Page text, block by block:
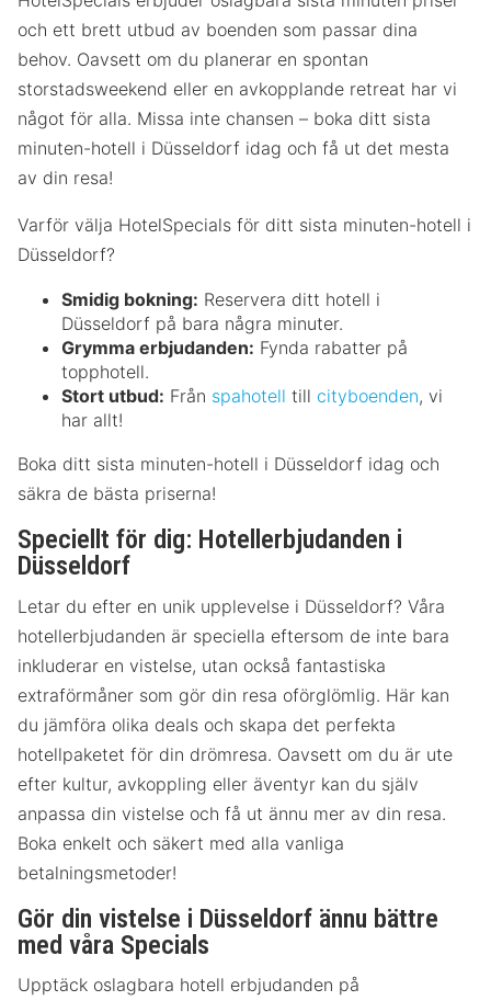
och ett brett utbud av boenden som passar dina
behov. Oavsett om du planerar en spontan
storstadsweekend eller en avkopplande retreat har vi
något för alla. Missa inte chansen – boka ditt sista
minuten-hotell i Düsseldorf idag och få ut det mesta
av din resa!
Varför välja HotelSpecials för ditt sista minuten-hotell i
Düsseldorf?
Smidig bokning: Reservera ditt hotell i
Düsseldorf på bara några minuter.
Grymma erbjudanden: Fynda rabatter på
topphotell.
Stort utbud: Från spahotell till cityboenden, vi
har allt!
Boka ditt sista minuten-hotell i Düsseldorf idag och
säkra de bästa priserna!
Speciellt för dig: Hotellerbjudanden i
Düsseldorf
Letar du efter en unik upplevelse i Düsseldorf? Våra
hotellerbjudanden är speciella eftersom de inte bara
inkluderar en vistelse, utan också fantastiska
extraförmåner som gör din resa oförglömlig. Här kan
du jämföra olika deals och skapa det perfekta
hotellpaketet för din drömresa. Oavsett om du är ute
efter kultur, avkoppling eller äventyr kan du själv
anpassa din vistelse och få ut ännu mer av din resa.
Boka enkelt och säkert med alla vanliga
betalningsmetoder!
Gör din vistelse i Düsseldorf ännu bättre
med våra Specials
Upptäck oslagbara hotell erbjudanden på